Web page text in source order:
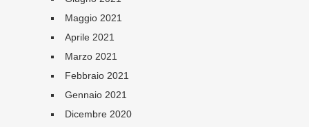
Maggio 2021
Aprile 2021
Marzo 2021
Febbraio 2021
Gennaio 2021
Dicembre 2020